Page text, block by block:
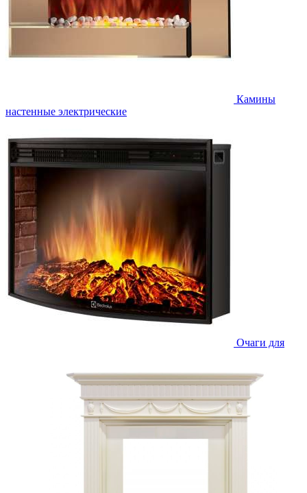
Камины
настенные электрические
Очаги для